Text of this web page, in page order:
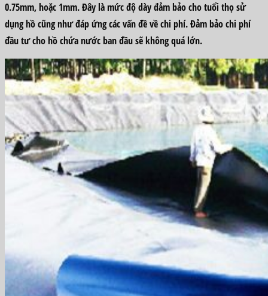
0.75mm, hoặc 1mm. Đây là mức độ dày đảm bảo cho tuổi thọ sử
dụng hồ cũng như đáp ứng các vấn đề về chi phí. Đảm bảo chi phí
đầu tư cho hồ chứa nước ban đầu sẽ không quá lớn.